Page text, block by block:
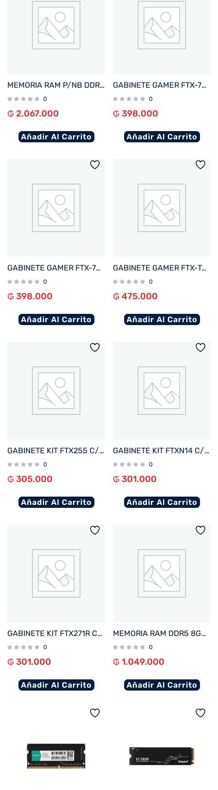
MEMORIA RAM P/NB DDR5 16GB 6400 KINGSTON FURY IMPACT BK KF564S38IB-16
0
₲ 2.067.000
Añadir Al Carrito
GABINETE GAMER FTX-702WH VIDRIO TEMPLADO MATX/MITX BLANCO
0
₲ 398.000
Añadir Al Carrito
GABINETE GAMER FTX-702BK VIDRIO TEMPLADO MATX/MITX NEGRO
0
₲ 398.000
Añadir Al Carrito
GABINETE GAMER FTX-TANKWH VIDRIO TEMPLADO AQUARIO ATX/MATX/MITX BLANCO
0
₲ 475.000
Añadir Al Carrito
GABINETE KIT FTX255 C/FUENTE 500W MOUSE+TECL+SPK+LAT FRON TRANSP MATX/MITX
0
₲ 305.000
Añadir Al Carrito
GABINETE KIT FTXN14 C/FUENTE 500W MOUSE+TECL+SPK+LATERAL TRANSP MATX/MITX
0
₲ 301.000
Añadir Al Carrito
GABINETE KIT FTX271R C/FUENTE 500W MOUSE+TECL+SPK+LATERAL TRANSP MATX/MITX
0
₲ 301.000
Añadir Al Carrito
MEMORIA RAM DDR5 8GB 5200 FTX 114963
0
₲ 1.049.000
Añadir Al Carrito